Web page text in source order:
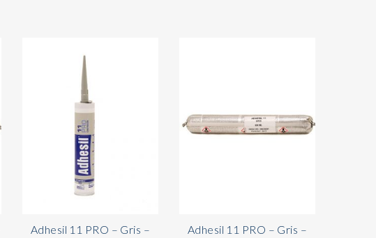
Adhesil 11 PRO – Gris –
Adhesil 11 PRO – Gris –